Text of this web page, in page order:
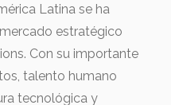
Latina se ha
estratégico
Con su importante
talento humano
tecnológica y